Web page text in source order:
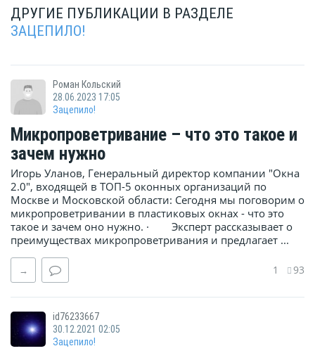
ДРУГИЕ ПУБЛИКАЦИИ В РАЗДЕЛЕ
ЗАЦЕПИЛО!
Роман Кольский
28.06.2023 17:05
Зацепило!
Микропроветривание – что это такое и
зачем нужно
Игорь Уланов, Генеральный директор компании "Окна
2.0", входящей в ТОП-5 оконных организаций по
Москве и Московской области: Сегодня мы поговорим о
микропроветривании в пластиковых окнах - что это
такое и зачем оно нужно. · Эксперт рассказывает о
преимуществах микропроветривания и предлагает ...
→ 1 93
id76233667
30.12.2021 02:05
Зацепило!